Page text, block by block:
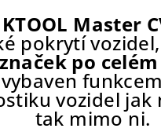
Master
pokrytí
po
vozidel jak
tak mimo ni.